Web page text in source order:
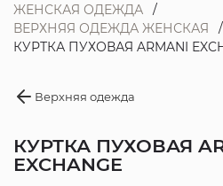
ЖЕНСКАЯ ОДЕЖДА
ВЕРХНЯЯ ОДЕЖДА ЖЕНСКАЯ
КУРТКА ПУХОВАЯ ARMANI
Верхняя одежда
КУРТКА ПУХОВАЯ
EXCHANGE